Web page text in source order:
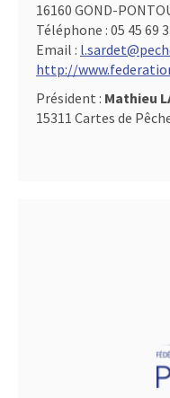
16160 GOND-
Téléphone : 05 45 69
Email :
http://
Président : Mathieu
15311 Cartes de